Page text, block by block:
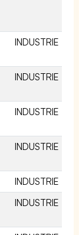
INDUSTRIE
INDUSTRIE
INDUSTRIE
INDUSTRIE
INDUSTRIE
INDUSTRIE